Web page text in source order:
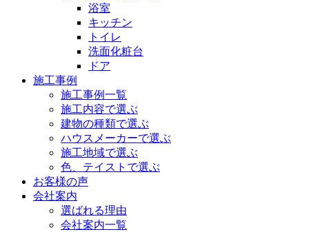
浴室
キッチン
トイレ
洗面化粧台
ドア
施工事例
施工事例一覧
施工内容で選ぶ
建物の種類で選ぶ
ハウスメーカーで選ぶ
施工地域で選ぶ
色、テイストで選ぶ
お客様の声
会社案内
選ばれる理由
会社案内一覧